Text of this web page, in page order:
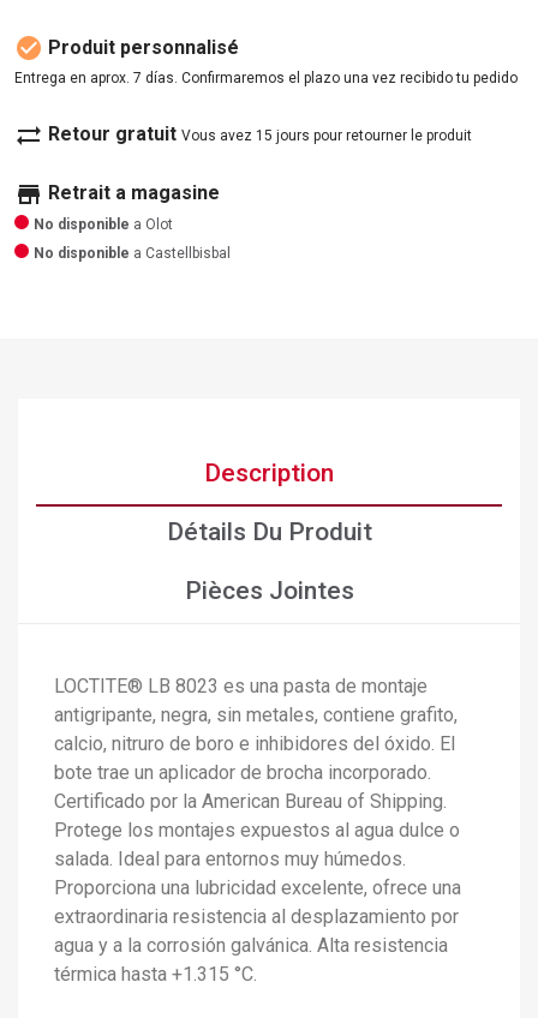
Ajouter à ma liste d'envies
add_circle_outline
Créer une nouvelle liste
Créer une liste d'envies ×
Nom de la liste d'envies
Annuler Créer une liste d'envies
Connexion
Vous devez être connecté pour ajouter des produits à
votre liste d'envies.
Annuler Connexion
check_circle Produit personnalisé
Entrega en aprox. 7 días. Confirmaremos el plazo una vez recibido tu pedido
sync_alt Retour gratuit Vous avez 15 jours pour retourner le produit
store Retrait a magasine
No disponible a Olot
No disponible a Castellbisbal
Description
Détails Du Produit
Pièces Jointes
LOCTITE® LB 8023 es una pasta de montaje
antigripante, negra, sin metales, contiene grafito,
calcio, nitruro de boro e inhibidores del óxido. El
bote trae un aplicador de brocha incorporado.
Certificado por la American Bureau of Shipping.
Protege los montajes expuestos al agua dulce o
salada. Ideal para entornos muy húmedos.
Proporciona una lubricidad excelente, ofrece una
extraordinaria resistencia al desplazamiento por
agua y a la corrosión galvánica. Alta resistencia
térmica hasta +1.315 °C.